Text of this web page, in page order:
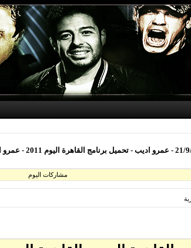
مشاركات اليوم